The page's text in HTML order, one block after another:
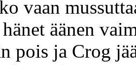
vaan
äänen
pois ja Crog